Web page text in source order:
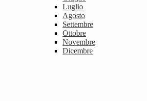
Luglio
Agosto
Settembre
Ottobre
Novembre
Dicembre